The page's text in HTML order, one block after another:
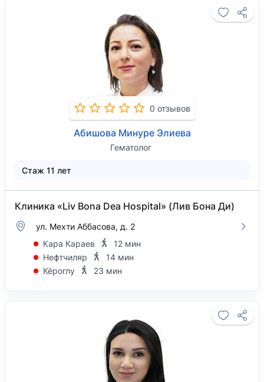
0 отзывов
Абишова Минуре Элиева
Гематолог
Стаж 11 лет
Клиника «Liv Bona Dea Hospital» (Лив Бона Ди)
ул. Мехти Аббасова, д. 2
Кара Караев
12 мин
Нефтчиляр
14 мин
Кёроглу
23 мин